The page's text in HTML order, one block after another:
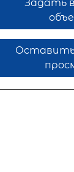
Задать
Оставить